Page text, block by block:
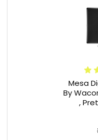
Mesa
By
,